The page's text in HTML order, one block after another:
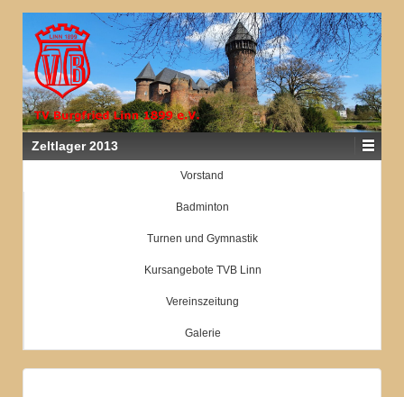
Zeltlager 2013
Vorstand
Badminton
Turnen und Gymnastik
Kursangebote TVB Linn
Vereinszeitung
Galerie